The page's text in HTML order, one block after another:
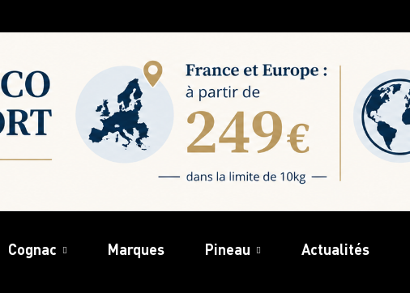
Cognac Marques Pineau Actualités